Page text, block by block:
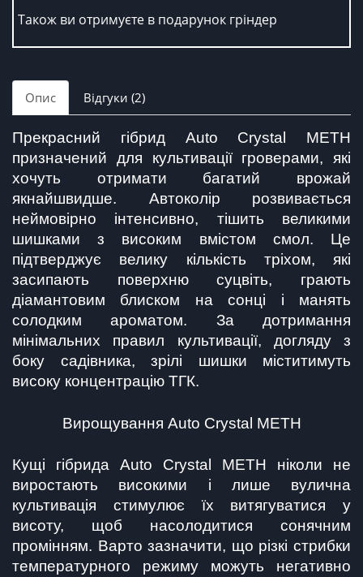
Також ви отримуєте в подарунок гріндер
Опис Відгуки (2)
Прекрасний гібрид Auto Crystal METH
призначений для культивації гроверами, які
хочуть отримати багатий врожай
якнайшвидше. Автоколір розвивається
неймовірно інтенсивно, тішить великими
шишками з високим вмістом смол. Це
підтверджує велику кількість тріхом, які
засипають поверхню суцвіть, грають
діамантовим блиском на сонці і манять
солодким ароматом. За дотримання
мінімальних правил культивації, догляду з
боку садівника, зрілі шишки міститимуть
високу концентрацію ТГК.
Вирощування Auto Crystal METH
Кущі гібрида Auto Crystal METH ніколи не
виростають високими і лише вулична
культивація стимулює їх витягуватися у
висоту, щоб насолодитися сонячним
промінням. Варто зазначити, що різкі стрибки
температурного режиму можуть негативно